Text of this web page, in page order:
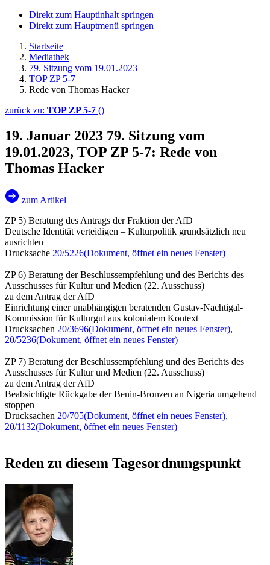
Direkt zum Hauptinhalt springen
Direkt zum Hauptmenü springen
Startseite
Mediathek
79. Sitzung vom 19.01.2023
TOP ZP 5-7
Rede von Thomas Hacker
zurück zu: TOP ZP 5-7 ()
19. Januar 2023 79. Sitzung vom
19.01.2023, TOP ZP 5-7: Rede von
Thomas Hacker
zum Artikel
ZP 5) Beratung des Antrags der Fraktion der AfD
Deutsche Identität verteidigen – Kulturpolitik grundsätzlich neu
ausrichten
Drucksache 20/5226(Dokument, öffnet ein neues Fenster)
ZP 6) Beratung der Beschlussempfehlung und des Berichts des
Ausschusses für Kultur und Medien (22. Ausschuss)
zu dem Antrag der AfD
Einrichtung einer unabhängigen beratenden Gustav-Nachtigal-
Kommission für Kulturgut aus kolonialem Kontext
Drucksachen 20/3696(Dokument, öffnet ein neues Fenster),
20/5236(Dokument, öffnet ein neues Fenster)
ZP 7) Beratung der Beschlussempfehlung und des Berichts des
Ausschusses für Kultur und Medien (22. Ausschuss)
zu dem Antrag der AfD
Beabsichtigte Rückgabe der Benin-Bronzen an Nigeria umgehend
stoppen
Drucksachen 20/705(Dokument, öffnet ein neues Fenster),
20/1132(Dokument, öffnet ein neues Fenster)
Reden zu diesem Tagesordnungspunkt